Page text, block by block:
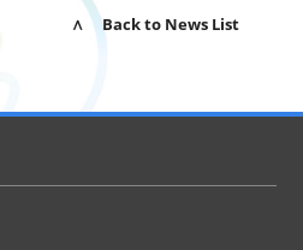
∧ Back to News List